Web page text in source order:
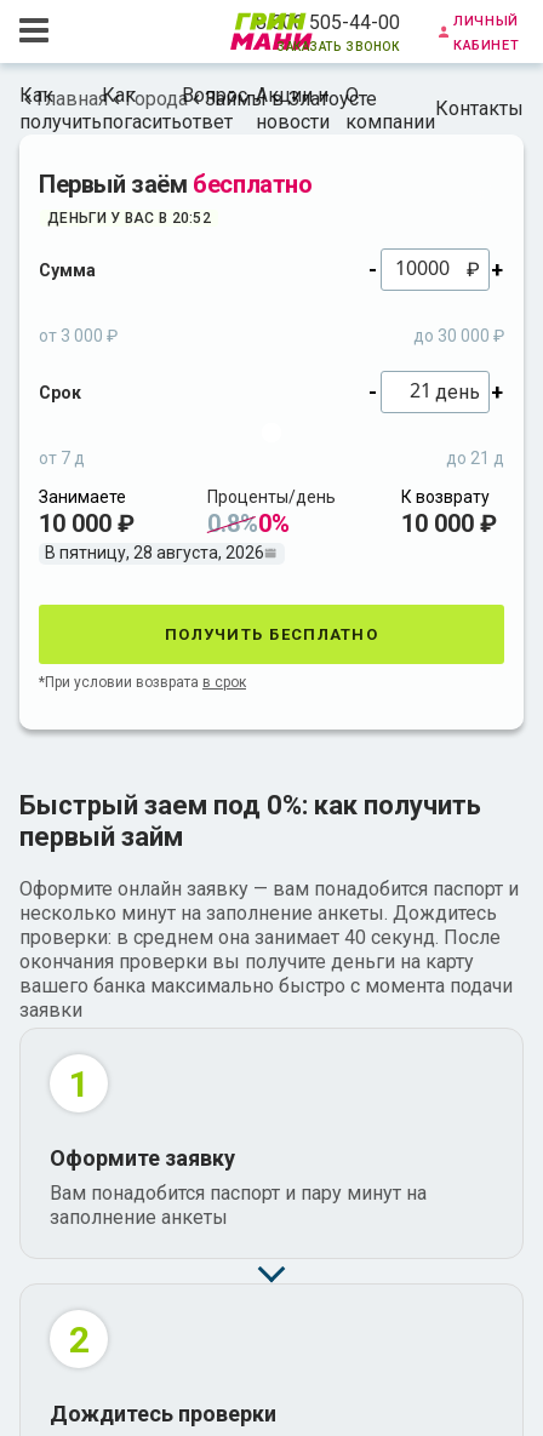
8 800 505-44-00
заказать звонок
личный
кабинет
Как
получить
Как
погасить
Вопрос-
ответ
Акции и
новости
О
компании
Контакты
Главная Города Займы в Златоусте
Первый заём бесплатно
ДЕНЬГИ У ВАС В 20:52
Сумма - ₽ +
от 3 000 ₽ до 30 000 ₽
Срок - день +
от 7 д
до 21 д
Занимаете
10 000 ₽
Проценты/день
0.8%0%
К возврату
10 000 ₽
В пятницу, 28 августа, 2026
получить бесплатно
*При условии возврата в срок
Быстрый заем под 0%: как получить
первый займ
Оформите онлайн заявку — вам понадобится паспорт и
несколько минут на заполнение анкеты. Дождитесь
проверки: в среднем она занимает 40 секунд. После
окончания проверки вы получите деньги на карту
вашего банка максимально быстро с момента подачи
заявки
1
Оформите заявку
Вам понадобится паспорт и пару минут на
заполнение анкеты
2
Дождитесь проверки